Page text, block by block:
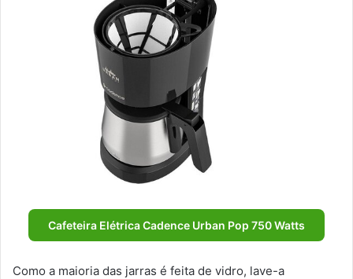
Cafeteira Elétrica Cadence Urban Pop 750 Watts
Como a maioria das jarras é feita de vidro, lave-a